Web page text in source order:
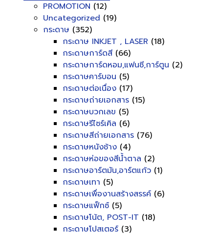
PROMOTION (12)
Uncategorized (19)
กระดาษ (352)
กระดาษ INKJET , LASER (18)
กระดาษการ์ดสี (66)
กระดาษการ์ดหอม,แฟนซี,การ์ตูน (2)
กระดาษคาร์บอน (5)
กระดาษต่อเนื่อง (17)
กระดาษถ่ายเอกสาร (15)
กระดาษบวกเลข (5)
กระดาษรีไซร์เคิล (6)
กระดาษสีถ่ายเอกสาร (76)
กระดาษหนังช้าง (4)
กระดาษห่อของสีน้ำตาล (2)
กระดาษอาร์ตมัน,อาร์ตแก้ว (1)
กระดาษเทา (5)
กระดาษเพื่องานสร้างสรรค์ (6)
กระดาษแฟ็กซ์ (5)
กระดาษโน้ต, POST-IT (18)
กระดาษโปสเตอร์ (3)